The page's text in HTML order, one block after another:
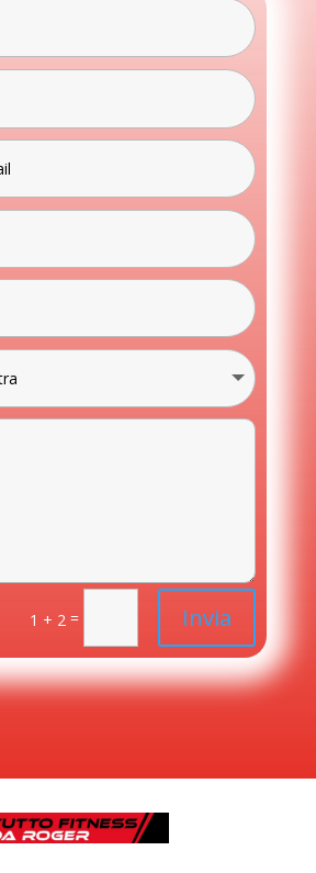
1 + 2 = Invia